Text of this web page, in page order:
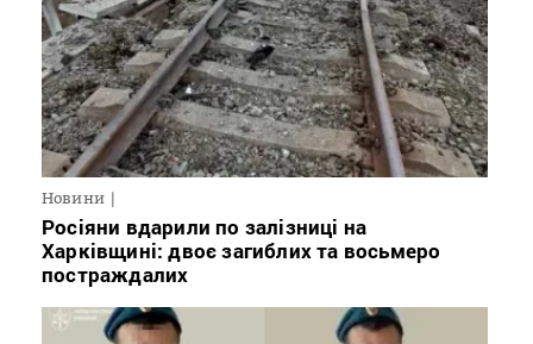
Новини
Росіяни вдарили по залізниці на
Харківщині: двоє загиблих та восьмеро
постраждалих